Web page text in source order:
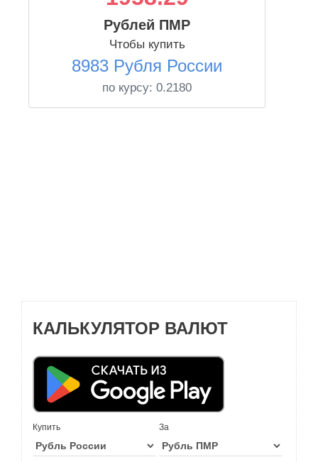
Рублей ПМР
Чтобы купить
8983 Рубля России
по курсу: 0.2180
КАЛЬКУЛЯТОР ВАЛЮТ
Купить За